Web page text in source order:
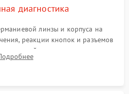
диагностика
линзы и корпуса на
реакции кнопок и разъемов
тепловой сигнатуры на экран,
и считывание системных